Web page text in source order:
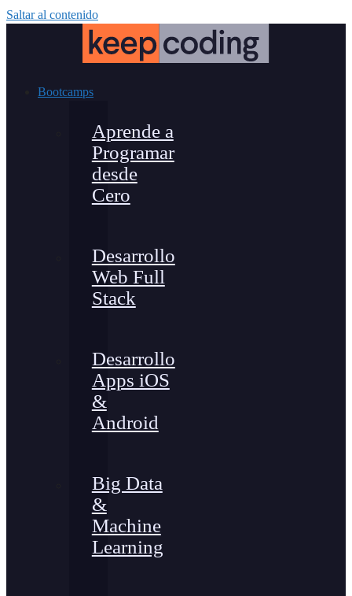
Saltar al contenido
Bootcamps
Aprende a
Programar
desde
Cero
Desarrollo
Web Full
Stack
Desarrollo
Apps iOS
&
Android
Big Data
&
Machine
Learning